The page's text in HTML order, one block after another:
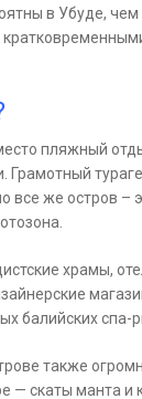
в Убуде,
пляжный
Грамотный
все же остров –
храмы,
балийских спа-
также
— скаты манта